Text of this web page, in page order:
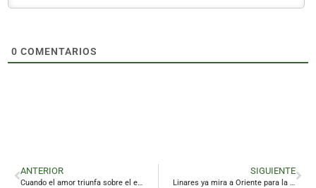
0 COMENTARIOS
ANTERIOR
Cuando el amor triunfa sobre el escenario
SIGUIENTE
Linares ya mira a Oriente para la noche más mágica del año